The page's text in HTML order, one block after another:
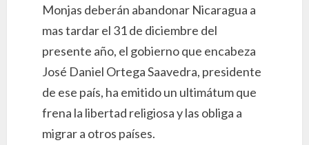
Monjas deberán abandonar Nicaragua a
mas tardar el 31 de diciembre del
presente año, el gobierno que encabeza
José Daniel Ortega Saavedra, presidente
de ese país, ha emitido un ultimátum que
frena la libertad religiosa y las obliga a
migrar a otros países.